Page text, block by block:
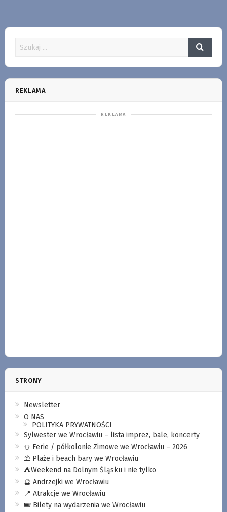
REKLAMA
STRONY
Newsletter
O NAS
POLITYKA PRYWATNOŚCI
Sylwester we Wrocławiu – lista imprez, bale, koncerty
⛄️ Ferie / półkolonie Zimowe we Wrocławiu – 2026
⛱️ Plaże i beach bary we Wrocławiu
⛺️Weekend na Dolnym Śląsku i nie tylko
🔮 Andrzejki we Wrocławiu
📍 Atrakcje we Wrocławiu
🎟️ Bilety na wydarzenia we Wrocławiu